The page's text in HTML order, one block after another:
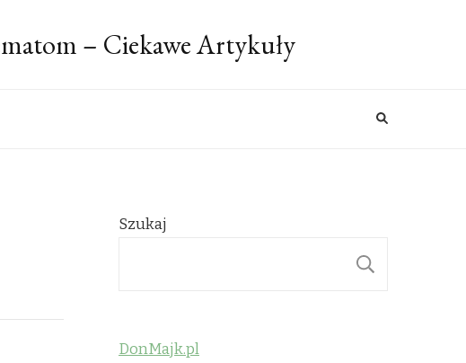
– Ciekawe Artykuły
Szukaj
DonMajk.pl